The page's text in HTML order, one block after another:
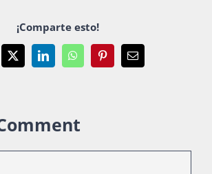
¡Comparte esto!
X LinkedInWhatsAppPinterestEmail